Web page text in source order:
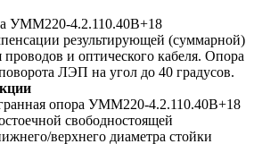
УММ220-4.2.110.40В+18
результирующей (суммарной)
проводов и оптического кабеля. Опора
ЛЭП на угол до 40 градусов.
опора УММ220-4.2.110.40В+18
свободностоящей
верхнего диаметра стойки